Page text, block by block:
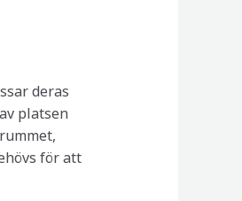
deras
platsen
för att